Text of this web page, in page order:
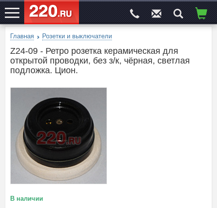
ЭЛЕКТРОСАЙТ№1
Главная Розетки и выключатели
Z24-09 - Ретро розетка керамическая для
открытой проводки, без з/к, чёрная, светлая
подложка. Цион.
В наличии